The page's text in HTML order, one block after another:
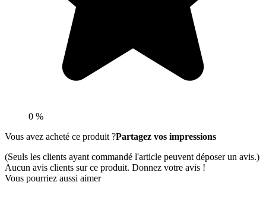
0 %
Vous avez acheté ce produit ?Partagez vos impressions
(Seuls les clients ayant commandé l'article peuvent déposer un avis.)
Aucun avis clients sur ce produit. Donnez votre avis !
Vous pourriez aussi aimer